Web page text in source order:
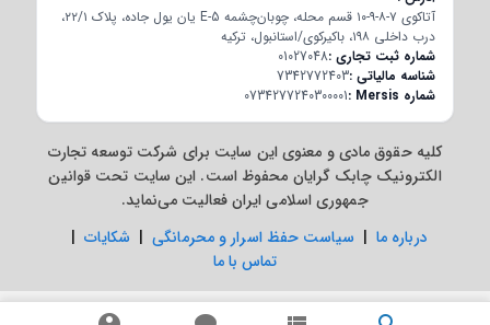
آتاکوی ۷-۸-۹-۱۰ قسم محله، چوبان‌چشمه E-5 یان یول جاده، پلاک ۲۲/۱،
درب داخلی ۱۹۸، باکیرکوی/استانبول، ترکیه
شماره ثبت تجاری01027048
شناسه مالیاتی7342772403
شماره Mersis
0734277240300001
کلیه حقوق مادی و معنوی این سایت برای شرکت توسعه تجارت
الکترونیک چابک گرایان محفوظ است. این سایت تحت قوانین
جمهوری اسلامی ایران فعالیت می‌نماید.
درباره ما | سیاست حفظ اسرار و محرمانگی | شکایات |
تماس با ما